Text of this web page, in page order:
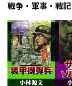
戦争・軍事・戦記